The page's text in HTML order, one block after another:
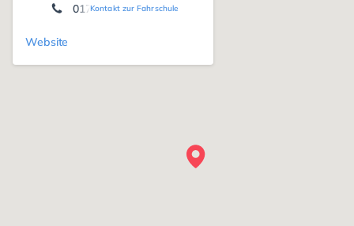
Kontakt zur Fahrschule
0176 80 57 96 42
Website